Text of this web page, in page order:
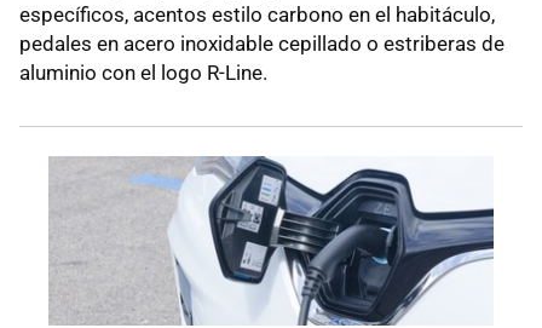
específicos, acentos estilo carbono en el habitáculo,
pedales en acero inoxidable cepillado o estriberas de
aluminio con el logo R-Line.